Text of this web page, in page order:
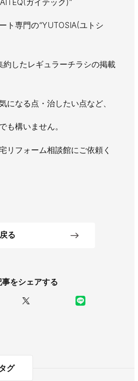
事をシェアする
ガイテック)”
ト専門の“YUTOSIA(ユトシ
約したレギュラーチラシの掲載
になる点・治したい点など、
も構いません。
リフォーム相談館にご依頼く
る
グ